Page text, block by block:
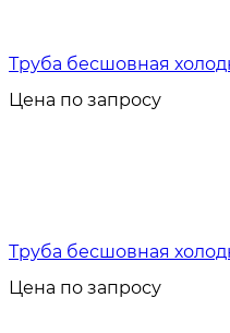
Труба бесшовная
Цена по запросу
Труба бесшовная
Цена по запросу